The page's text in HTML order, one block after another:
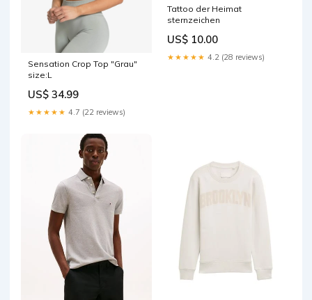
Sensation Crop Top "Grau"
size:L
US$ 34.99
★★★★★ 4.7 (22 reviews)
Tattoo der Heimat
sternzeichen
US$ 10.00
★★★★★ 4.2 (28 reviews)